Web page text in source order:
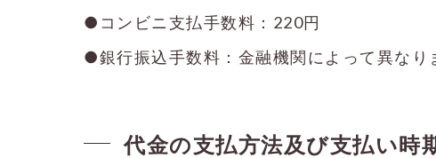
●コンビニ支払手数料：220円
●銀行振込手数料：金融機関によって異なり
代金の支払方法及び支払い時